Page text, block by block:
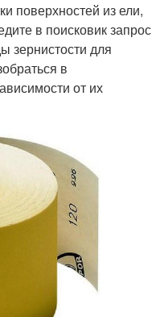
поверхностей из ели,
в поисковик запрос
зернистости для
в
от их